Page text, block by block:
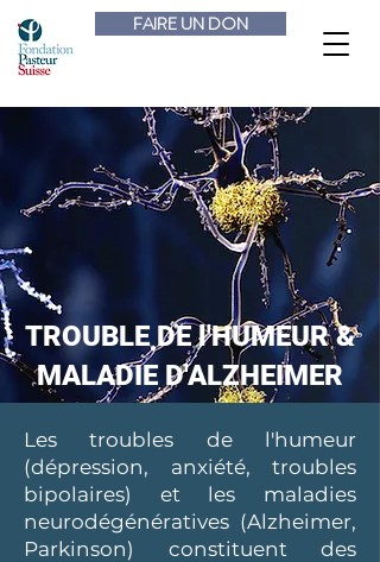
FAIRE UN DON
TROUBLE DE l'HUMEUR &
MALADIE D'ALZHEIMER
Les troubles de l'humeur
(dépression, anxiété, troubles
bipolaires) et les maladies
neurodégénératives (Alzheimer,
Parkinson) constituent des